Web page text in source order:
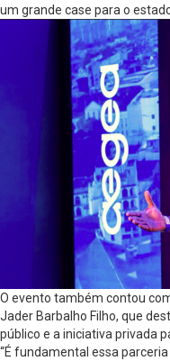
um grande case para o
O evento também contou
Jader Barbalho Filho, que
público e a iniciativa privada
“É fundamental essa